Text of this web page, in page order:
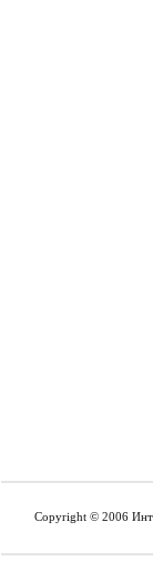
Copyright © 2006